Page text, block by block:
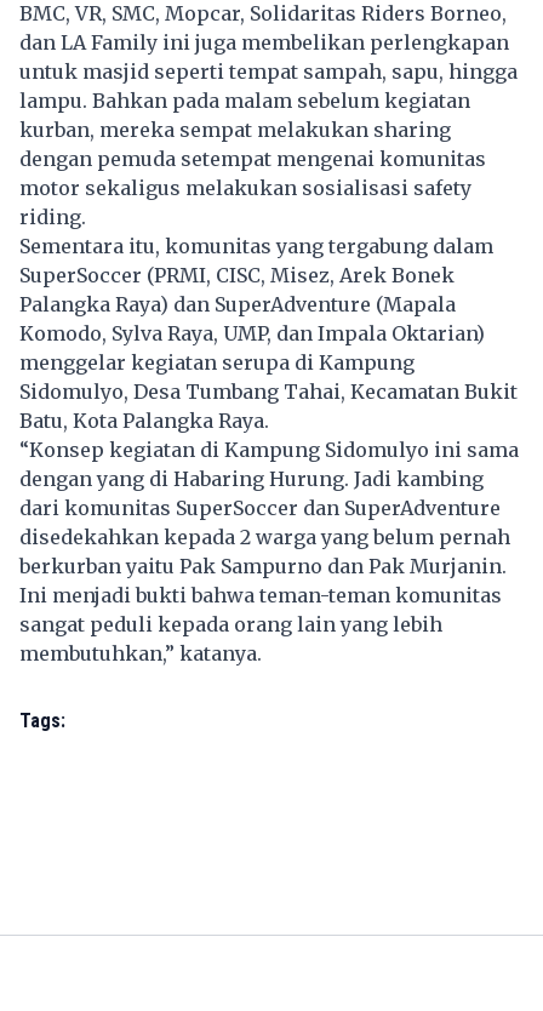
BMC, VR, SMC, Mopcar, Solidaritas Riders Borneo,
dan LA Family ini juga membelikan perlengkapan
untuk masjid seperti tempat sampah, sapu, hingga
lampu. Bahkan pada malam sebelum kegiatan
kurban, mereka sempat melakukan sharing
dengan pemuda setempat mengenai komunitas
motor sekaligus melakukan sosialisasi safety
riding.
Sementara itu, komunitas yang tergabung dalam
SuperSoccer (PRMI, CISC, Misez, Arek Bonek
Palangka Raya) dan SuperAdventure (Mapala
Komodo, Sylva Raya, UMP, dan Impala Oktarian)
menggelar kegiatan serupa di Kampung
Sidomulyo, Desa Tumbang Tahai, Kecamatan Bukit
Batu, Kota Palangka Raya.
“Konsep kegiatan di Kampung Sidomulyo ini sama
dengan yang di Habaring Hurung. Jadi kambing
dari komunitas SuperSoccer dan SuperAdventure
disedekahkan kepada 2 warga yang belum pernah
berkurban yaitu Pak Sampurno dan Pak Murjanin.
Ini menjadi bukti bahwa teman-teman komunitas
sangat peduli kepada orang lain yang lebih
membutuhkan,” katanya.
Tags: